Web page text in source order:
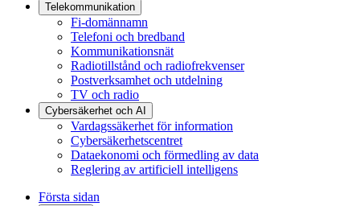
Telekommunikation
Fi-domännamn
Telefoni och bredband
Kommunikationsnät
Radiotillstånd och radiofrekvenser
Postverksamhet och utdelning
TV och radio
Cybersäkerhet och AI
Vardagssäkerhet för information
Cybersäkerhetscentret
Dataekonomi och förmedling av data
Reglering av artificiell intelligens
Första sidan